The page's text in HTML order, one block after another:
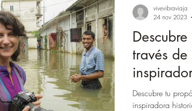
través
Vitale.
Descubre tu
inspiradora
vivevibraviaja
24 nov 2023